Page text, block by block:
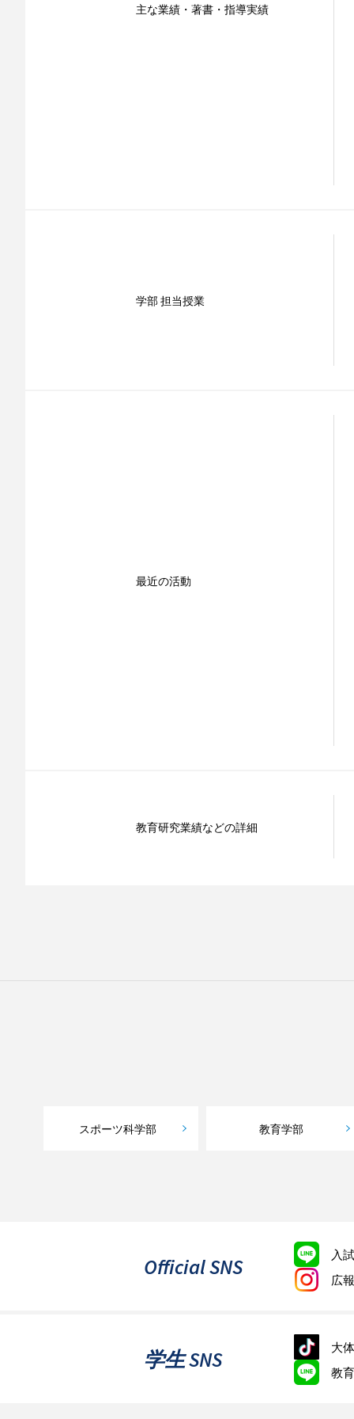
主な業績・著書・指導実績
学部 担当授業
最近の活動
教育研究業績などの詳細
スポーツ科学部 教育学部
Official SNS 入
広
学生 SNS 大
教